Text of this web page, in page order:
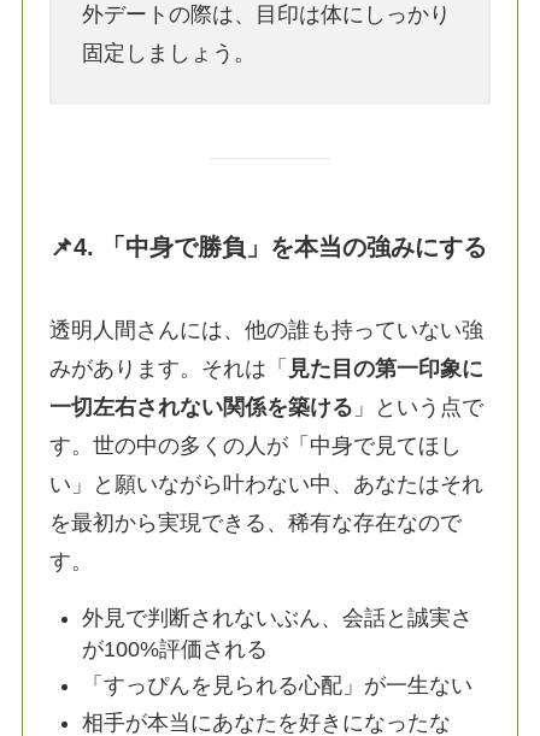
外デートの際は、目印は体にしっかり
固定しましょう。
📌4. 「中身で勝負」を本当の強みにする
透明人間さんには、他の誰も持っていない強
みがあります。それは「 見た目の第一印象に
一切左右されない関係を築ける 」という点で
す。世の中の多くの人が「中身で見てほし
い」と願いながら叶わない中、あなたはそれ
を最初から実現できる、稀有な存在なので
す。
外見で判断されないぶん、会話と誠実さ
が100%評価される
「すっぴんを見られる心配」が一生ない
相手が本当にあなたを好きになったな